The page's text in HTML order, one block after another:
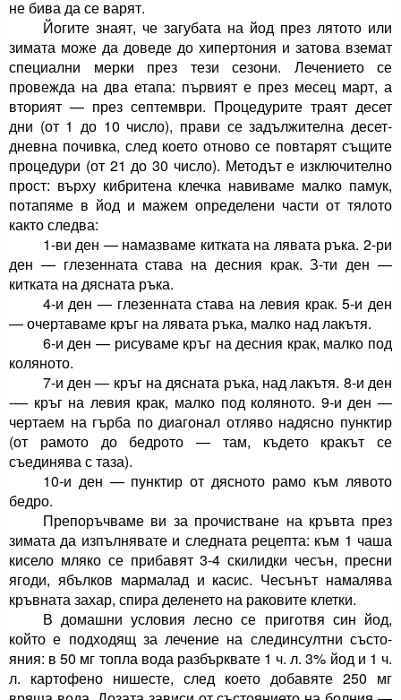
не бива да се варят.
Йогите знаят, че загубата на йод през лятото или
зимата може да доведе до хипертония и затова взе­мат
специални мерки през тези сезони. Лечението се
провежда на два етапа: първият е през месец март, а
вторият — през септември. Процедурите траят десет
дни (от 1 до 10 число), прави се задължителна десет­
дневна почивка, след което отново се повтарят същи­те
процедури (от 21 до 30 число). Методът е изклю­чително
прост: върху кибритена клечка навиваме малко памук,
потапяме в йод и мажем определени части от тялото
както следва:
1-ви ден — намазваме китката на лявата ръка. 2-ри
ден — глезенната става на десния крак. З-ти ден —
китката на дясната ръка.
4-и ден — глезенната става на левия крак. 5-и ден
— очертаваме кръг на лявата ръка, малко над лакътя.
6-и ден — рисуваме кръг на десния крак, малко под
коляното.
7-и ден — кръг на дясната ръка, над лакътя. 8-и ден
-— кръг на левия крак, малко под коляното. 9-и ден —
чертаем на гърба по диагонал отляво надясно пунктир
(от рамото до бедрото — там, къде­то кракът се
съединява с таза).
10-и ден — пунктир от дясното рамо към лявото
бедро.
Препоръчваме ви за прочистване на кръвта през
зимата да изпълнявате и следната рецепта: към 1 ча­ша
кисело мляко се прибавят 3-4 скилидки чесън, пресни
ягоди, ябълков мармалад и касис. Чесънът на­малява
кръвната захар, спира деленето на раковите клетки.
В домашни условия лесно се приготвя син йод,
който е подходящ за лечение на слединсултни състо­
яния: в 50 мг топла вода разбърквате 1 ч. л. 3% йод и 1 ч.
л. картофено нишесте, след което добавяте 250 мг